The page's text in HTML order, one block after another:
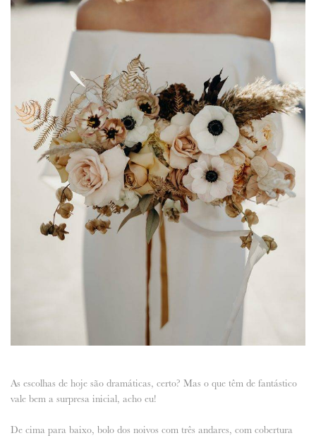
As escolhas de hoje são dramáticas, certo? Mas o que têm de fantástico
vale bem a surpresa inicial, acho eu!
De cima para baixo, bolo dos noivos com três andares, com cobertura